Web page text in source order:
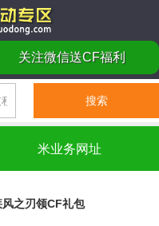
关注微信送CF福利
米业务网址
之刃领CF礼包